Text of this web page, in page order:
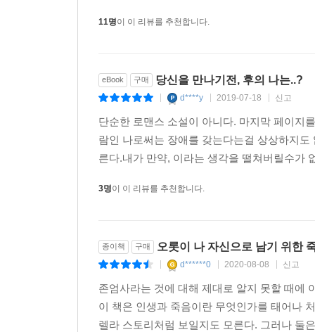
공식 페이스북 https://www.facebook.com/
언론평
당신에게 티슈 한 상자가 필요할 것이다.
마술처럼 홀리고 가슴 저미도록 슬프다. 반드시 워
_「마리 끌레르」
믿기 힘든 사랑 이야기다. 눈물을 흘리면서도 마
11명이 이 리뷰를 추천합니다.
eBook 구매 당신을 만나기전, 후의 나는..?
d****y 2019-07-18 신고
단순한 로맨스 소설이 아니다. 마지막 페이지
람인 나로써는 장애를 갖는다는걸 상상하지
른다.내가 만약, 이라는 생각을 떨쳐버릴수가
3명이 이 리뷰를 추천합니다.
종이책 구매 오롯이 나 자신으로 남기 위한
d******0 2020-08-08 신고
존엄사라는 것에 대해 제대로 알지 못할 때에
이 책은 인생과 죽음이란 무엇인가를 태어나
렐라 스토리처럼 보일지도 모른다. 그러나 둘